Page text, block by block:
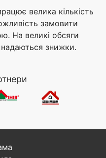
велика кількість
замовити
На великі обсяги
знижки.